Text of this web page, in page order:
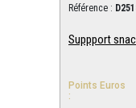
Référence :
Suppport
Points Euros
: